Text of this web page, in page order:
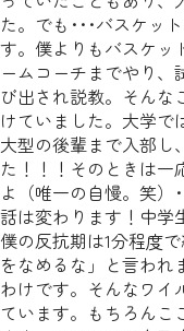
た。でも･･･バスケッ
す。僕よりもバスケッ
ームコーチまでやり
び出され説教。そん
けていました。大学で
大型の後輩まで入部し
た！！！そのときは一
よ（唯一の自慢。笑）
話は変わります！中学
僕の反抗期は1分程度
をなめるな」と言われ
わけです。そんなワイ
ています。もちろんこ